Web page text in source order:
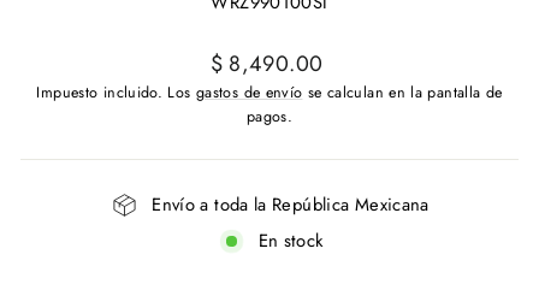
Precio
habitual
$ 8,490.00
Impuesto incluido. Los gastos de envío se calculan en la pantalla de
pagos.
Envío a toda la República Mexicana
En stock